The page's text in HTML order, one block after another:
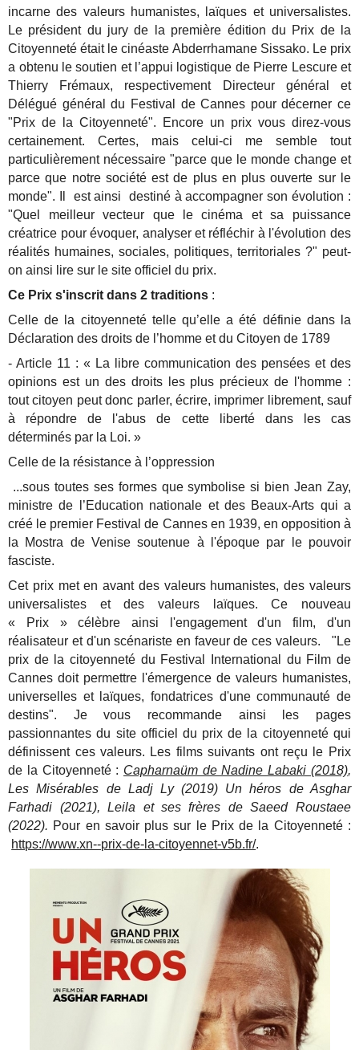
incarne des valeurs humanistes, laïques et universalistes.
Le président du jury de la première édition du Prix de la
Citoyenneté était le cinéaste Abderrhamane Sissako. Le prix
a obtenu le soutien et l’appui logistique de Pierre Lescure et
Thierry Frémaux, respectivement Directeur général et
Délégué général du Festival de Cannes pour décerner ce
"Prix de la Citoyenneté". Encore un prix vous direz-vous
certainement. Certes, mais celui-ci me semble tout
particulièrement nécessaire "parce que le monde change et
parce que notre société est de plus en plus ouverte sur le
monde". Il est ainsi destiné à accompagner son évolution :
"Quel meilleur vecteur que le cinéma et sa puissance
créatrice pour évoquer, analyser et réfléchir à l'évolution des
réalités humaines, sociales, politiques, territoriales ?" peut-
on ainsi lire sur le site officiel du prix.
Ce Prix s'inscrit dans 2 traditions :
Celle de la citoyenneté telle qu’elle a été définie dans la
Déclaration des droits de l’homme et du Citoyen de 1789
- Article 11 : « La libre communication des pensées et des
opinions est un des droits les plus précieux de l'homme :
tout citoyen peut donc parler, écrire, imprimer librement, sauf
à répondre de l'abus de cette liberté dans les cas
déterminés par la Loi. »
Celle de la résistance à l’oppression
...sous toutes ses formes que symbolise si bien Jean Zay,
ministre de l’Education nationale et des Beaux-Arts qui a
créé le premier Festival de Cannes en 1939, en opposition à
la Mostra de Venise soutenue à l'époque par le pouvoir
fasciste.
Cet prix met en avant des valeurs humanistes, des valeurs
universalistes et des valeurs laïques. Ce nouveau
« Prix » célèbre ainsi l'engagement d'un film, d'un
réalisateur et d'un scénariste en faveur de ces valeurs. "Le
prix de la citoyenneté du Festival International du Film de
Cannes doit permettre l'émergence de valeurs humanistes,
universelles et laïques, fondatrices d'une communauté de
destins". Je vous recommande ainsi les pages
passionnantes du site officiel du prix de la citoyenneté qui
définissent ces valeurs. Les films suivants ont reçu le Prix
de la Citoyenneté : Capharnaüm de Nadine Labaki (2018),
Les Misérables de Ladj Ly (2019) Un héros de Asghar
Farhadi (2021), Leila et ses frères de Saeed Roustaee
(2022). Pour en savoir plus sur le Prix de la Citoyenneté :
https://www.xn--prix-de-la-citoyennet-v5b.fr/.